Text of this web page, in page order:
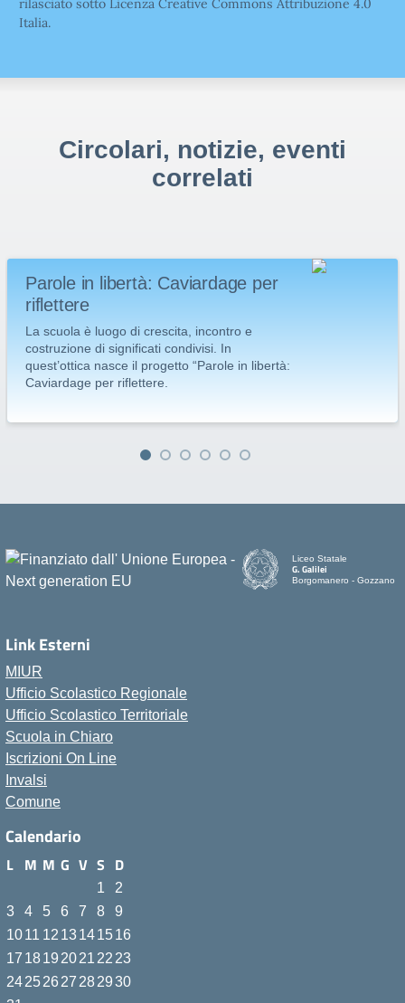
rilasciato sotto Licenza Creative Commons Attribuzione 4.0
Italia.
Circolari, notizie, eventi
correlati
Parole in libertà: Caviardage per
riflettere
La scuola è luogo di crescita, incontro e
costruzione di significati condivisi. In
quest’ottica nasce il progetto “Parole in libertà:
Caviardage per riflettere.
Liceo Statale
G. Galilei
Borgomanero - Gozzano
Link Esterni
MIUR
Ufficio Scolastico Regionale
Ufficio Scolastico Territoriale
Scuola in Chiaro
Iscrizioni On Line
Invalsi
Comune
Calendario
L M M G V S D
1
2
3
4 5 6 7 8
9
1011 12 13141516
17 1819 2021 22 23
24252627 282930